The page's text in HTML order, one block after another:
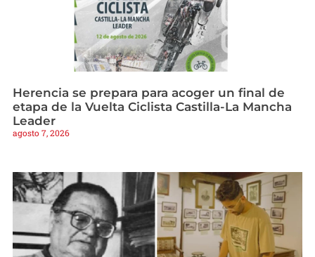
Herencia se prepara para acoger un final de
etapa de la Vuelta Ciclista Castilla-La Mancha
Leader
agosto 7, 2026